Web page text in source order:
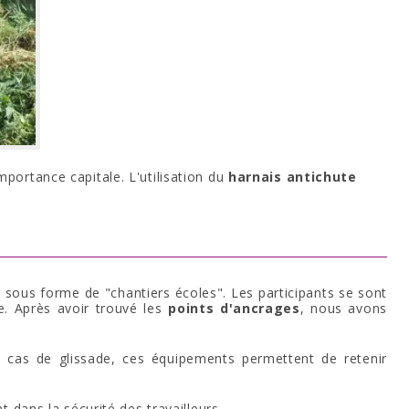
capitale. L'utilisation du harnais antichute
forme de "chantiers écoles". Les participants se sont
Après avoir trouvé les points d'ancrages, nous avons
de glissade, ces équipements permettent de retenir